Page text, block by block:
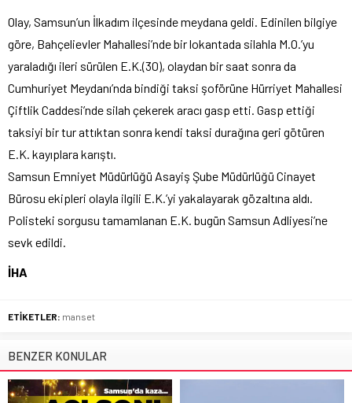
Olay, Samsun’un İlkadım ilçesinde meydana geldi. Edinilen bilgiye
göre, Bahçelievler Mahallesi’nde bir lokantada silahla M.O.’yu
yaraladığı ileri sürülen E.K.(30), olaydan bir saat sonra da
Cumhuriyet Meydanı’nda bindiği taksi şoförüne Hürriyet Mahallesi
Çiftlik Caddesi’nde silah çekerek aracı gasp etti. Gasp ettiği
taksiyi bir tur attıktan sonra kendi taksi durağına geri götüren
E.K. kayıplara karıştı.
Samsun Emniyet Müdürlüğü Asayiş Şube Müdürlüğü Cinayet
Bürosu ekipleri olayla ilgili E.K.’yi yakalayarak gözaltına aldı.
Polisteki sorgusu tamamlanan E.K. bugün Samsun Adliyesi’ne
sevk edildi.
İHA
ETİKETLER: manset
BENZER KONULAR